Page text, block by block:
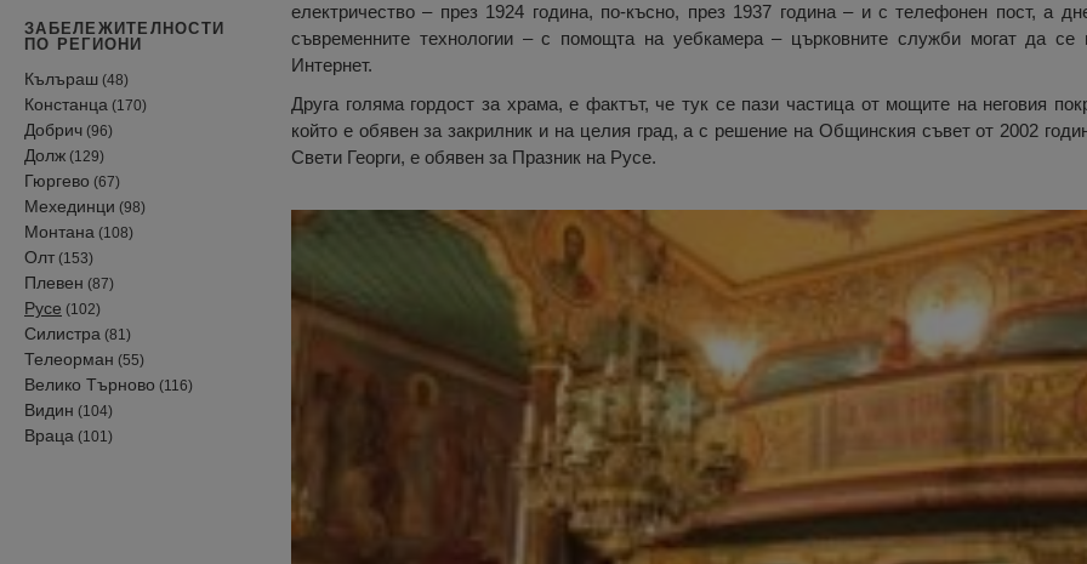
ЗАБЕЛЕЖИТЕЛНОСТИ
ПО РЕГИОНИ
Кълъраш (48)
Констанца (170)
Добрич (96)
Долж (129)
Гюргево (67)
Мехединци (98)
Монтана (108)
Олт (153)
Плевен (87)
Русе (102)
Силистра (81)
Телеорман (55)
Велико Търново (116)
Видин (104)
Враца (101)
електричество – през 1924 година, по-късно, през 1937 година – и с телефонен пост, а
съвременните технологии – с помощта на уебкамера – църковните служби могат да
Интернет.
Друга голяма гордост за храма, е фактът, че тук се пази частица от мощите на неговия
който е обявен за закрилник и на целия град, а с решение на Общинския съвет от 2002
Свети Георги, е обявен за Празник на Русе.